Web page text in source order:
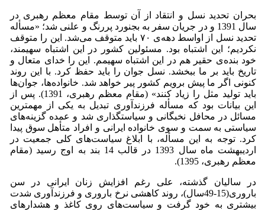
بحران تحدید نسل و انتقاد از آن توسط مقام معظم رهبری در
سال 1391 و در جریان سفر به بجنورد پررنگ و علنی شد؛ «مسأله
تحدید نسل از اواسط دهه‌ی ۷۰ باید متوقف می‌شد. این را متوقف
نکردیم؛ این اشتباه بود. مسئولین کشور در این اشتباه سهیمند،
خود بنده‌ی حقیر هم در این اشتباه سهیمم. این را خدای متعال و
تاریخ باید بر ما ببخشد. نسل جوان را باید حفظ کرد. با این روند
کنونی اگر ما پیش برویم کشور پیر خواهد شد. خانواده‌ها، جوان‌ها
باید تولید مثل را زیاد کنند» (مقام معظم رهبری، 1391). پس از
این بیانات بود که مسأله فرزندآوری تبدیل به یکی از مهمترین
مسائل در محافل نخبگانی و سیاستگذاری شد و عمده گزینه‌های
سیاستی به سمت و سوی خانواده ایرانی و افراد متأهل سوق پیدا
کرد. توجه به این مسأله، با ابلاغ سیاست‌های کلی جمعیت در
اردیبهشت ماه سال 1393 در قالب 14 بند به اوج رسید (مقام
معظم رهبری، 1395).
در سالیان گذشته، علی رغم افزایش زنان ایرانی در سن
باروری(15-49سال)، روند کاهشی نرخ باروری و فرزندآوری شدت
بیشتری به خود گرفت و سیاست‌های روی کاغذ و هشدارهای